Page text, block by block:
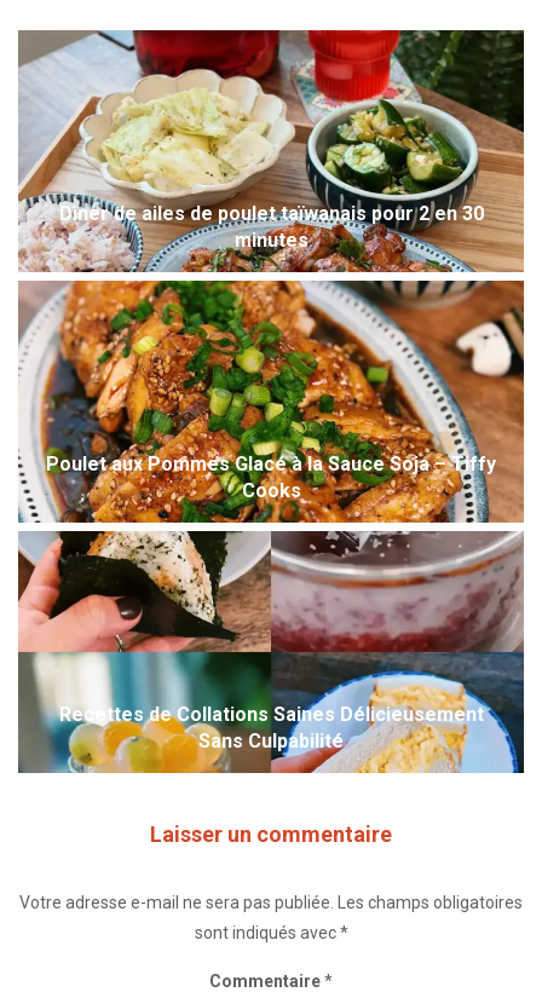
Dîner de ailes de poulet taïwanais pour 2 en 30
minutes
Poulet aux Pommes Glacé à la Sauce Soja – Tiffy
Cooks
Recettes de Collations Saines Délicieusement
Sans Culpabilité
Laisser un commentaire
Votre adresse e-mail ne sera pas publiée.
Les champs obligatoires
sont indiqués avec*
Commentaire*